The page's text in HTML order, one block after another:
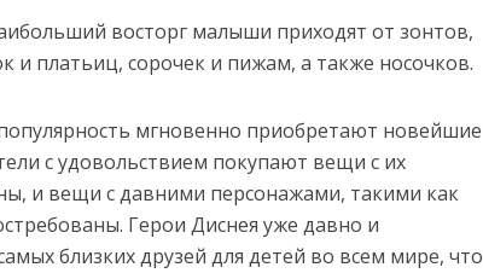
восторг малыши приходят от зонтов,
и платьиц, сорочек и пижам, а также носочков.
мгновенно приобретают новейшие
с удовольствием покупают вещи с их
и вещи с давними персонажами, такими как
Герои Диснея уже давно и
близких друзей для детей во всем мире, что